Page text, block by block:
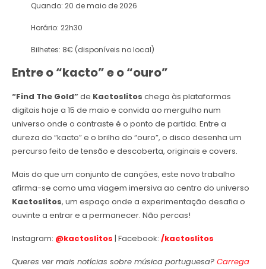
Quando: 20 de maio de 2026
Horário: 22h30
Bilhetes: 8€ (disponíveis no local)
Entre o “kacto” e o “ouro”
“Find The Gold”de Kactoslitos chega às plataformas
digitais hoje a 15 de maio e convida ao mergulho num
universo onde o contraste é o ponto de partida. Entre a
dureza do “kacto” e o brilho do “ouro”, o disco desenha um
percurso feito de tensão e descoberta, originais e covers.
Mais do que um conjunto de canções, este novo trabalho
afirma-se como uma viagem imersiva ao centro do universo
Kactoslitos, um espaço onde a experimentação desafia o
ouvinte a entrar e a permanecer. Não percas!
Instagram: @kactoslitos | Facebook: /kactoslitos
Queres ver mais notícias sobre música portuguesa? Carrega